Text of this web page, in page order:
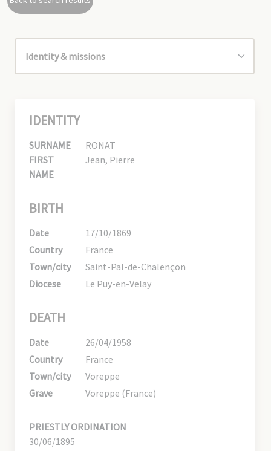
IDENTITY
SURNAME
RONAT
FIRST
NAME
Jean, Pierre
BIRTH
Date
17/10/1869
Country
France
Town/city
Saint-Pal-de-Chalençon
Diocese
Le Puy-en-Velay
DEATH
Date
26/04/1958
Country
France
Town/city
Voreppe
Grave
Voreppe (France)
PRIESTLY ORDINATION
30/06/1895